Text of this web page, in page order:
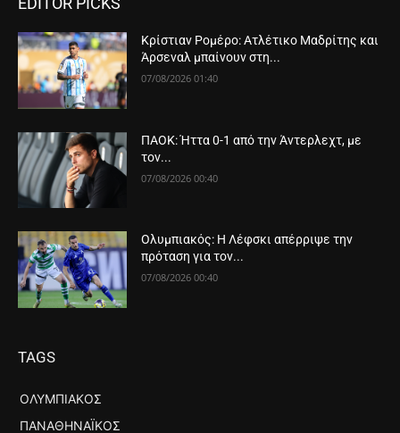
Κρίστιαν Ρομέρο: Ατλέτικο Μαδρίτης και
Άρσεναλ μπαίνουν στη...
07/08/2026 01:40
ΠΑΟΚ: Ήττα 0-1 από την Άντερλεχτ, με
τον...
07/08/2026 00:40
Ολυμπιακός: Η Λέφσκι απέρριψε την
πρόταση για τον...
07/08/2026 00:40
TAGS
ΟΛΥΜΠΙΑΚΌΣ
ΠΑΝΑΘΗΝΑΪΚΌΣ